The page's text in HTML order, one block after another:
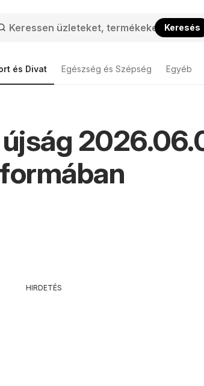
Keresés
és Divat Egészség és Szépség Egyéb
HIRDETÉS